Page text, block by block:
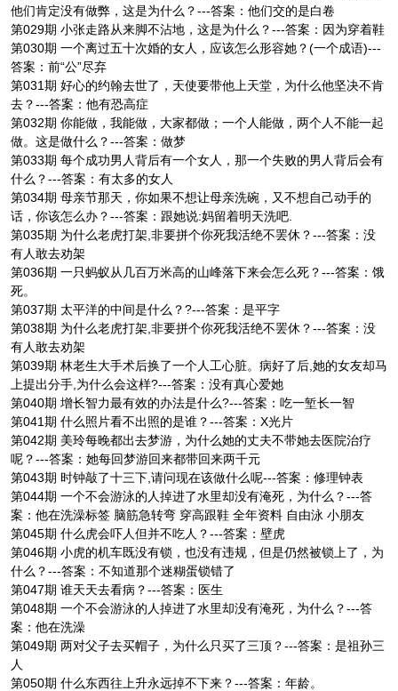
他们肯定没有做弊，这是为什么？---答案：他们交的是白卷
第029期 小张走路从来脚不沾地，这是为什么？---答案：因为穿着鞋
第030期 一个离过五十次婚的女人，应该怎么形容她？(一个成语)---
答案：前“公”尽弃
第031期 好心的约翰去世了，天使要带他上天堂，为什么他坚决不肯
去？---答案：他有恐高症
第032期 你能做，我能做，大家都做；一个人能做，两个人不能一起
做。这是做什么？---答案：做梦
第033期 每个成功男人背后有一个女人，那一个失败的男人背后会有
什么？---答案：有太多的女人
第034期 母亲节那天，你如果不想让母亲洗碗，又不想自己动手的
话，你该怎么办？---答案：跟她说:妈留着明天洗吧.
第035期 为什么老虎打架,非要拼个你死我活绝不罢休？---答案：没
有人敢去劝架
第036期 一只蚂蚁从几百万米高的山峰落下来会怎么死？---答案：饿
死。
第037期 太平洋的中间是什么？?---答案：是平字
第038期 为什么老虎打架,非要拼个你死我活绝不罢休？---答案：没
有人敢去劝架
第039期 林老生大手术后换了一个人工心脏。病好了后,她的女友却马
上提出分手,为什么会这样?---答案：没有真心爱她
第040期 增长智力最有效的办法是什么?---答案：吃一堑长一智
第041期 什么照片看不出照的是谁？---答案：X光片
第042期 美玲每晚都出去梦游，为什么她的丈夫不带她去医院治疗
呢？---答案：她每回梦游回来都带回来两千元
第043期 时钟敲了十三下,请问现在该做什么呢---答案：修理钟表
第044期 一个不会游泳的人掉进了水里却没有淹死，为什么？---答
案：他在洗澡标签 脑筋急转弯 穿高跟鞋 全年资料 自由泳 小朋友
第045期 什么虎会吓人但并不吃人？---答案：壁虎
第046期 小虎的机车既没有锁，也没有违规，但是仍然被锁上了，为
什么？---答案：不知道那个迷糊蛋锁错了
第047期 谁天天去看病？---答案：医生
第048期 一个不会游泳的人掉进了水里却没有淹死，为什么？---答
案：他在洗澡
第049期 两对父子去买帽子，为什么只买了三顶？---答案：是祖孙三
人
第050期 什么东西往上升永远掉不下来？---答案：年龄。